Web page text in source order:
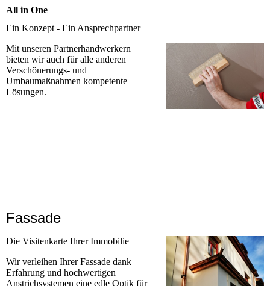
All in One
Ein Konzept - Ein Ansprechpartner
Mit unseren Partnerhandwerkern
bieten wir auch für alle anderen
Verschönerungs- und
Umbaumaßnahmen kompetente
Lösungen.
Fassade
Die Visitenkarte Ihrer Immobilie
Wir verleihen Ihrer Fassade dank
Erfahrung und hochwertigen
Anstrichsystemen eine edle Optik für